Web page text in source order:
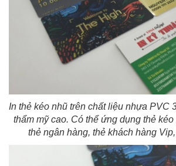
In thẻ kéo nhũ trên chất liệu nhựa PVC
thẩm mỹ cao. Có thể ứng dụng thẻ
thẻ ngân hàng, thẻ khách hàng